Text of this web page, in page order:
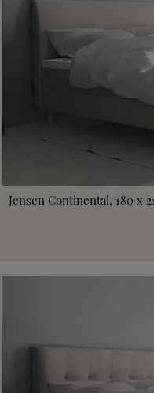
Jensen Continental, 180 x